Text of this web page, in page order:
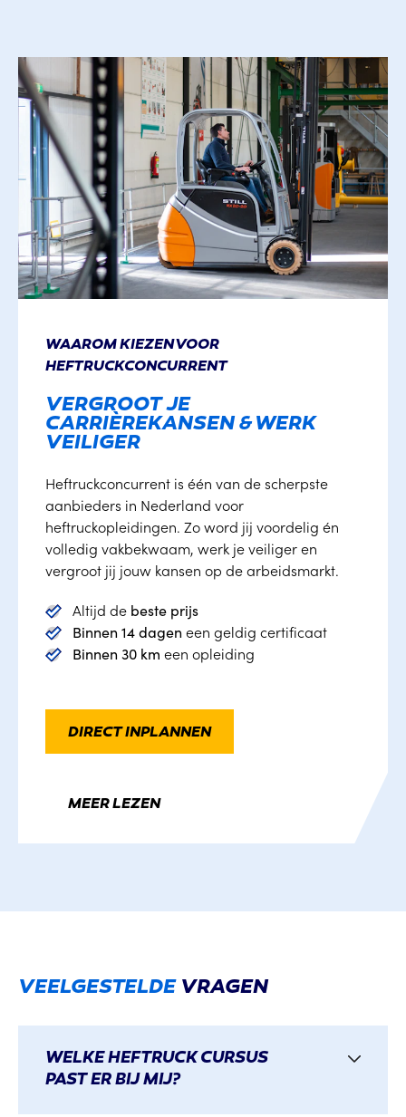
WAAROM KIEZEN VOOR
HEFTRUCKCONCURRENT
VERGROOT JE
CARRIÈREKANSEN & WERK
VEILIGER
Heftruckconcurrent is één van de scherpste
aanbieders in Nederland voor
heftruckopleidingen. Zo word jij voordelig én
volledig vakbekwaam, werk je veiliger en
vergroot jij jouw kansen op de arbeidsmarkt.
Altijd de beste prijs
Binnen 14 dagen een geldig certificaat
Binnen 30 km een opleiding
DIRECT INPLANNEN
MEER LEZEN
VEELGESTELDE VRAGEN
WELKE HEFTRUCK CURSUS
PAST ER BIJ MIJ?